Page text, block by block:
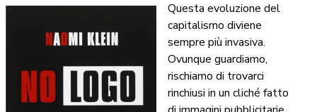
Questa evoluzione del
capitalismo diviene
sempre più invasiva.
Ovunque guardiamo,
rischiamo di trovarci
rinchiusi in un cliché fatto